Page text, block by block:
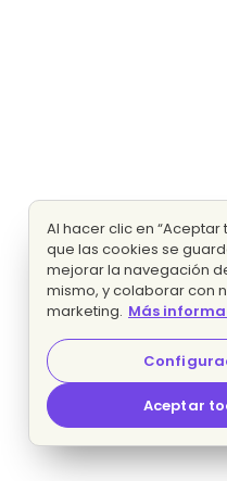
Al hacer clic en
que las cookies se
mejorar la navegación
mismo, y colaborar con
marketing. Más
Aceptar